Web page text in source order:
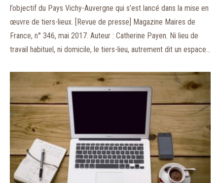
l’objectif du Pays Vichy-Auvergne qui s’est lancé dans la mise en
œuvre de tiers-lieux. [Revue de presse] Magazine Maires de
France, n° 346, mai 2017. Auteur : Catherine Payen. Ni lieu de
travail habituel, ni domicile, le tiers-lieu, autrement dit un espace…